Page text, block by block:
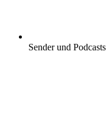
Sender und